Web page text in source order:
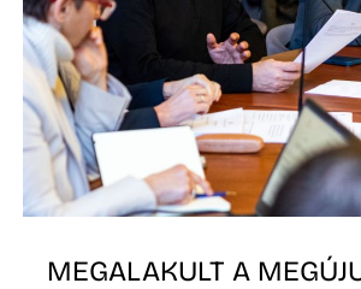
MEGALAKULT A